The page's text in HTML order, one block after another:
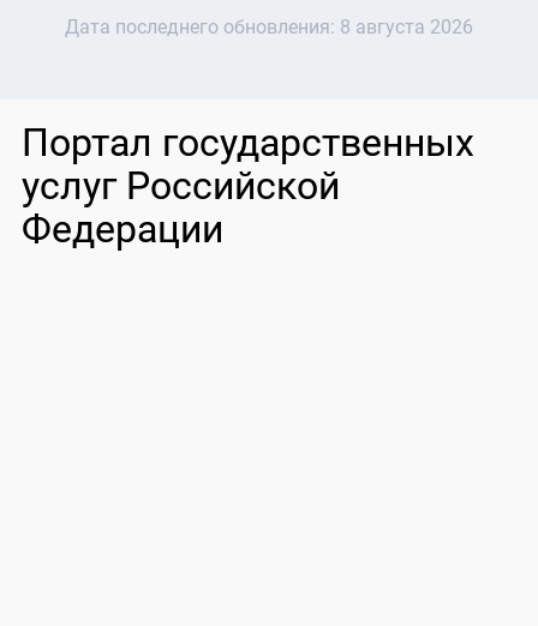
Дата последнего обновления: 8 августа 2026
Портал государственных
услуг Российской
Федерации